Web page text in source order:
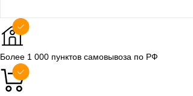
Более 1 000 пунктов самовывоза по РФ